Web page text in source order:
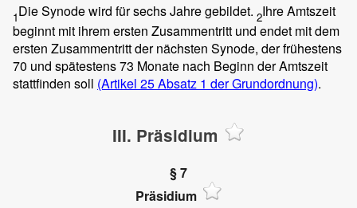
1Die Synode wird für sechs Jahre gebildet. 2Ihre Amtszeit
beginnt mit ihrem ersten Zusammentritt und endet mit dem
ersten Zusammentritt der nächsten Synode, der frühestens
70 und spätestens 73 Monate nach Beginn der Amtszeit
stattfinden soll (Artikel 25 Absatz 1 der Grundordnung).
III. Präsidium
§ 7
Präsidium